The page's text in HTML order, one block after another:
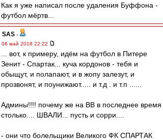
Как я уже написал после удаления Буффона -
футбол мёртв...
SAS -
06 май 2018 22:22
... вот, к примеру, идём на футбол в Питере
Зенит - Спартак... куча кордонов - тебя и
обыщут, и полапают, и в жопу залезут, и
прозвонят, и поунижают..... и т.д . и т.п ......
Админы!!!! почему же на ВВ в последнее время
столько.... ШВАЛИ... пусть и сорри....
- они что болельщики Великого ФК СПАРТАК